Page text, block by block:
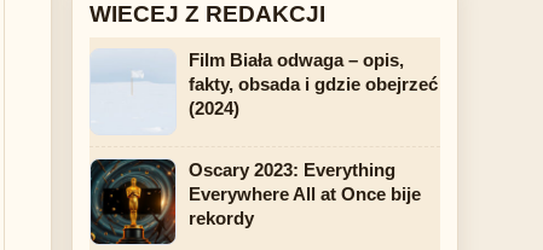
WIECEJ Z REDAKCJI
Film Biała odwaga – opis,
fakty, obsada i gdzie obejrzeć
(2024)
Oscary 2023: Everything
Everywhere All at Once bije
rekordy